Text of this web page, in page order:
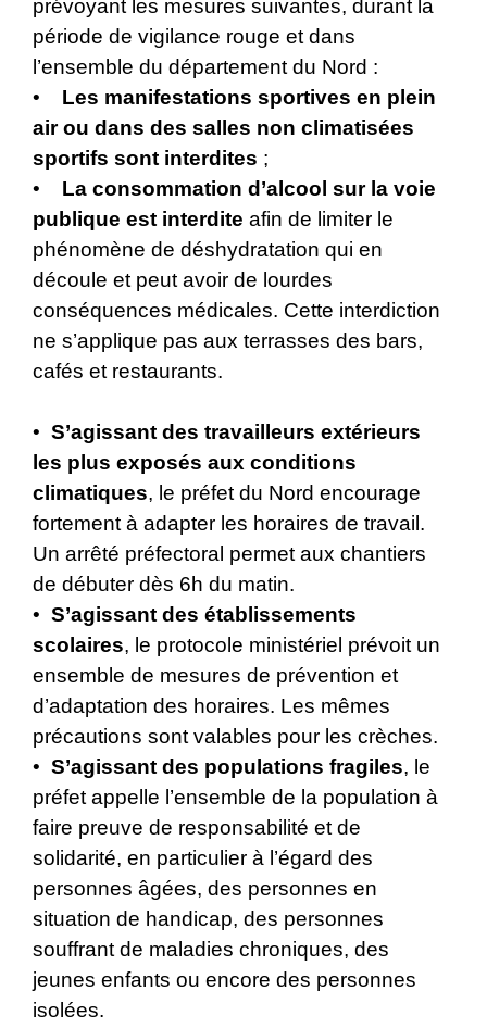
prévoyant les mesures suivantes, durant la
période de vigilance rouge et dans
l’ensemble du département du Nord :
•
Les manifestations sportives en plein
air ou dans des salles non climatisées
sportifs sont interdites ;
• La consommation d’alcool sur la voie
publique est interdite afin de limiter le
phénomène de déshydratation qui en
découle et peut avoir de lourdes
conséquences médicales. Cette interdiction
ne s’applique pas aux terrasses des bars,
cafés et restaurants.
• S’agissant des travailleurs extérieurs
les plus exposés aux conditions
climatiques, le préfet du Nord encourage
fortement à adapter les horaires de travail.
Un arrêté préfectoral permet aux chantiers
de débuter dès 6h du matin.
• S’agissant des établissements
scolaires, le protocole ministériel prévoit un
ensemble de mesures de prévention et
d’adaptation des horaires. Les mêmes
précautions sont valables pour les crèches.
• S’agissant des populations fragiles, le
préfet appelle l’ensemble de la population à
faire preuve de responsabilité et de
solidarité, en particulier à l’égard des
personnes âgées, des personnes en
situation de handicap, des personnes
souffrant de maladies chroniques, des
jeunes enfants ou encore des personnes
isolées.